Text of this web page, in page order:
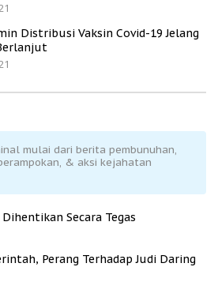
Distribusi Vaksin Covid-19 Jelang
mulai dari berita pembunuhan,
& aksi kejahatan
Secara Tegas
Perang Terhadap Judi Daring